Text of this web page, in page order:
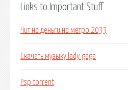
Links to Important Stuff
Чит на деньги на метро 2033
Скачать музыку lady gaga
Psp torrent